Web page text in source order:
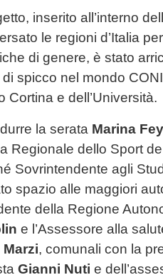
inserito all’interno
le regioni d’Italia
di genere, è stato
di spicco nel mondo
Cortina e dell’Università.
la serata Marina Fey
Regionale dello Sport
Sovrintendente agli
spazio alle maggiori
della Regione
e l’Assessore alla
, comunali con la
Gianni Nuti e